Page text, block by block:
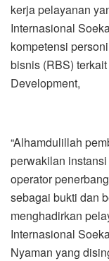
kerja pelayanan
Internasional
kompetensi
bisnis (RBS)
Development,
“Alhamdulillah
perwakilan
operator
sebagai bukti dan
menghadirkan
Internasional
Nyaman yang